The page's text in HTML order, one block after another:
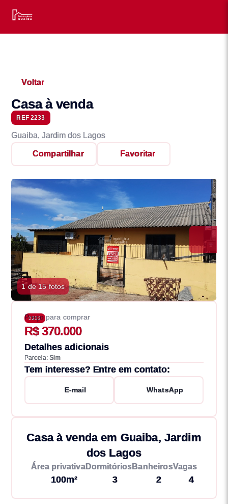
Voltar
Casa à venda
REF 2233
Guaiba, Jardim dos Lagos
Compartilhar Favoritar
1 de 15 fotos
2233
Preço para comprar
R$ 370.000
Detalhes adicionais
Parcela: Sim
Tem interesse? Entre em contato:
E-mail WhatsApp
Casa à venda em Guaiba, Jardim
dos Lagos
Área privativa
100m²
Dormitórios
3
Banheiros
2
Vagas
4